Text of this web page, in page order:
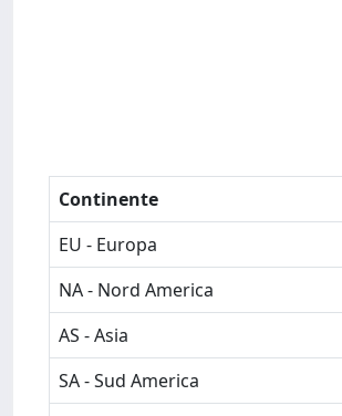
Continente
EU - Europa
NA - Nord America
AS - Asia
SA - Sud America